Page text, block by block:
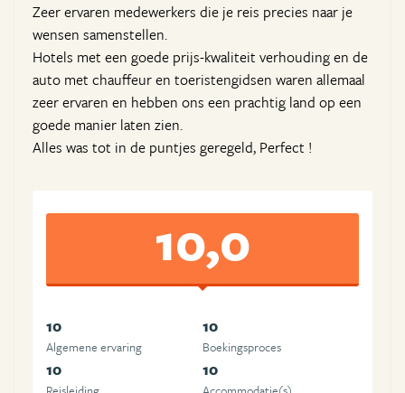
Zeer ervaren medewerkers die je reis precies naar je
wensen samenstellen.
Hotels met een goede prijs-kwaliteit verhouding en de
auto met chauffeur en toeristengidsen waren allemaal
zeer ervaren en hebben ons een prachtig land op een
goede manier laten zien.
Alles was tot in de puntjes geregeld, Perfect !
10,0
10
Algemene ervaring
10
Boekingsproces
10 10